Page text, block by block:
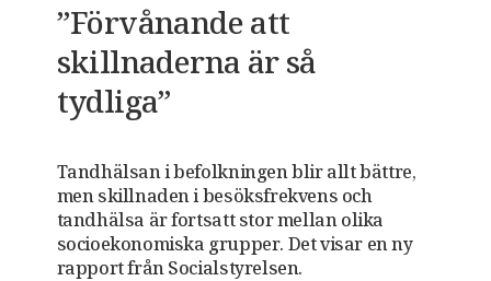
”Förvånande att
skillnaderna är så
tydliga”
Tandhälsan i befolkningen blir allt bättre,
men skillnaden i besöksfrekvens och
tandhälsa är fortsatt stor mellan olika
socioekonomiska grupper. Det visar en ny
rapport från Socialstyrelsen.